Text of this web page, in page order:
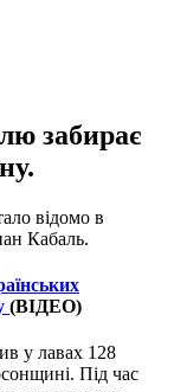
забирає
відомо в
Кабаль.
(ВІДЕО)
у лавах 128
Під час